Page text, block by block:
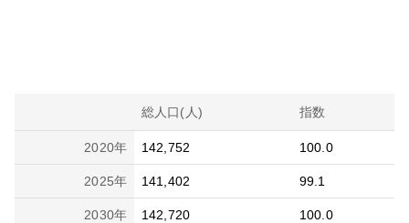
総人口(人) 指数
2020年 142,752 100.0
2025年 141,402 99.1
2030年 142,720 100.0